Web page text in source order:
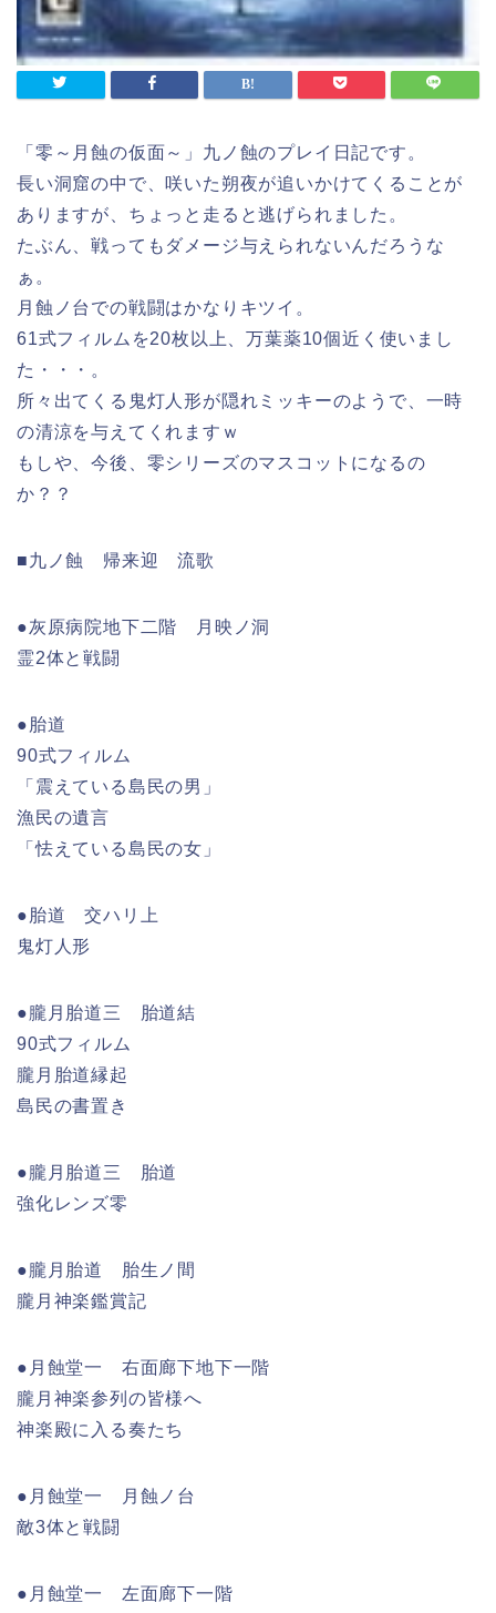
「零～月蝕の仮面～」九ノ蝕のプレイ日記です。
長い洞窟の中で、咲いた朔夜が追いかけてくることが
ありますが、ちょっと走ると逃げられました。
たぶん、戦ってもダメージ与えられないんだろうな
ぁ。
月蝕ノ台での戦闘はかなりキツイ。
61式フィルムを20枚以上、万葉薬10個近く使いまし
た・・・。
所々出てくる鬼灯人形が隠れミッキーのようで、一時
の清涼を与えてくれますｗ
もしや、今後、零シリーズのマスコットになるの
か？？
■九ノ蝕 帰来迎 流歌
●灰原病院地下二階 月映ノ洞
霊2体と戦闘
●胎道
90式フィルム
「震えている島民の男」
漁民の遺言
「怯えている島民の女」
●胎道 交ハリ上
鬼灯人形
●朧月胎道三 胎道結
90式フィルム
朧月胎道縁起
島民の書置き
●朧月胎道三 胎道
強化レンズ零
●朧月胎道 胎生ノ間
朧月神楽鑑賞記
●月蝕堂一 右面廊下地下一階
朧月神楽参列の皆様へ
神楽殿に入る奏たち
●月蝕堂一 月蝕ノ台
敵3体と戦闘
●月蝕堂一 左面廊下一階